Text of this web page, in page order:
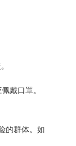
戴口罩。
的群体。如